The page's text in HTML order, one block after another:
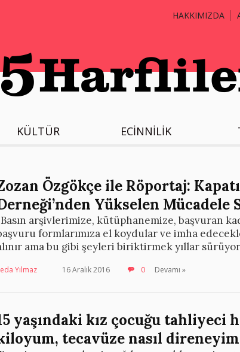
HAKKIMIZDA
KÜLTÜR ECİNNİLİK
Özgökçe ile Röportaj:
Yükselen Mücadele
arşivlerimize, kütüphanemize, başvuran
formlarımıza el koydular ve imha
ama bu gibi şeyleri biriktirmek yıllar
Yılmaz 16 Aralık 2016 0 Devamı »
yaşındaki kız çocuğu tahliyeci
tecavüze nasıl